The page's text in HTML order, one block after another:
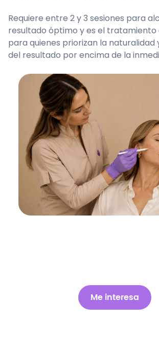
Requiere entre 2 y 3 sesiones para
resultado óptimo y es el
para quienes priorizan la naturalidad
del resultado por encima de la
Me interesa